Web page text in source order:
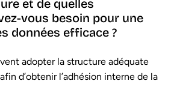
et de quelles
vous besoin pour une
données efficace ?
adopter la structure adéquate
d’obtenir l’adhésion interne de la